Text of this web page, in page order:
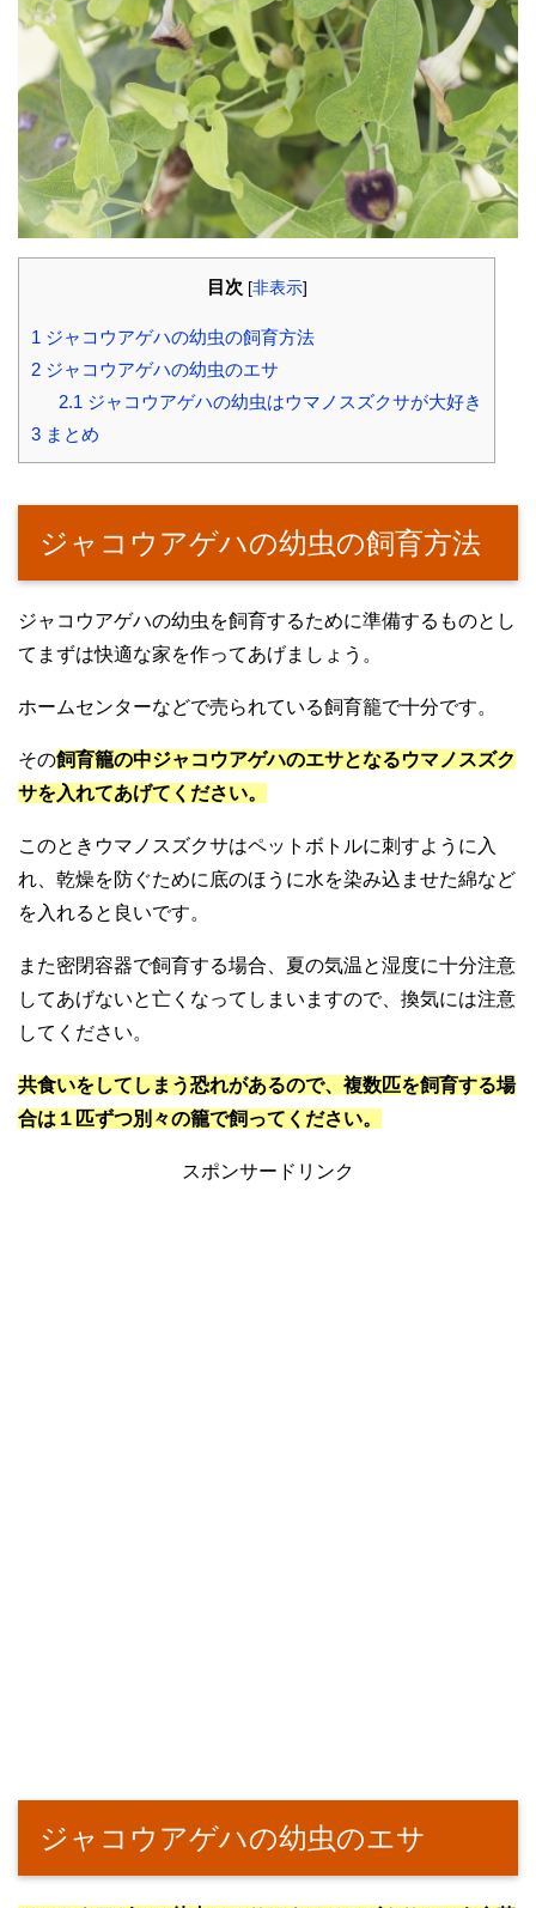
目次 [非表示]
1 ジャコウアゲハの幼虫の飼育方法
2 ジャコウアゲハの幼虫のエサ
2.1 ジャコウアゲハの幼虫はウマノスズクサが大好き
3 まとめ
ジャコウアゲハの幼虫の飼育方法
ジャコウアゲハの幼虫を飼育するために準備するものとし
てまずは快適な家を作ってあげましょう。
ホームセンターなどで売られている飼育籠で十分です。
その飼育籠の中ジャコウアゲハのエサとなるウマノスズク
サを入れてあげてください。
このときウマノスズクサはペットボトルに刺すように入
れ、乾燥を防ぐために底のほうに水を染み込ませた綿など
を入れると良いです。
また密閉容器で飼育する場合、夏の気温と湿度に十分注意
してあげないと亡くなってしまいますので、換気には注意
してください。
共食いをしてしまう恐れがあるので、複数匹を飼育する場
合は１匹ずつ別々の籠で飼ってください。
スポンサードリンク
ジャコウアゲハの幼虫のエサ